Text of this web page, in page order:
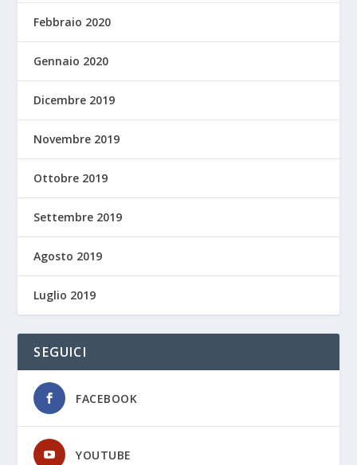
Febbraio 2020
Gennaio 2020
Dicembre 2019
Novembre 2019
Ottobre 2019
Settembre 2019
Agosto 2019
Luglio 2019
SEGUICI
FACEBOOK
YOUTUBE